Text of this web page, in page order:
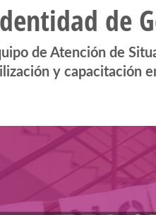
de
de Atención de
y capacitación